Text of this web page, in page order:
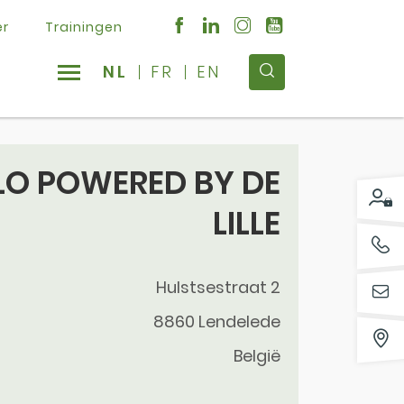
Trainingen
NL FR EN
POWERED BY DE
LILLE
Hulstsestraat 2
8860 Lendelede
België